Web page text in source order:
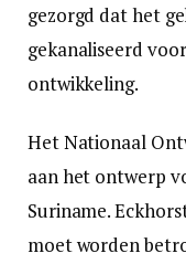
gezorgd dat het
gekanaliseerd
ontwikkeling.
Het Nationaal
aan het ontwerp
Suriname.
moet worden